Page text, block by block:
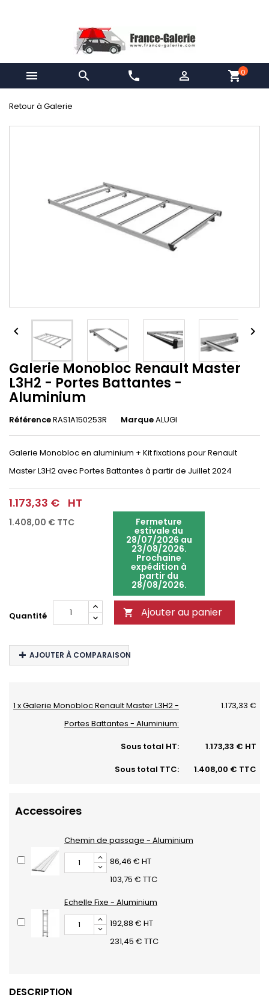
  phone  shopping_cart0
Retour à Galerie
 
Galerie Monobloc Renault Master
L3H2 - Portes Battantes -
Aluminium
RéférenceRAS1A150253R MarqueALUGI
Galerie Monobloc en aluminium + Kit fixations pour Renault
Master L3H2 avec Portes Battantes à partir de Juillet 2024
1.173,33 € HT
1.408,00 € TTC Fermeture
estivale du
28/07/2026 au
23/08/2026.
Prochaine
expédition à
partir du
28/08/2026.
Quantité  Ajouter au panier
AJOUTER À COMPARAISON
1 x Galerie Monobloc Renault Master L3H2 -
Portes Battantes - Aluminium:
1.173,33 €
Sous total HT:
1.173,33 € HT
Sous total TTC:
1.408,00 € TTC
Accessoires
Chemin de passage - Aluminium
86,46 € HT
103,75 € TTC
Echelle Fixe - Aluminium
192,88 € HT
231,45 € TTC
DESCRIPTION